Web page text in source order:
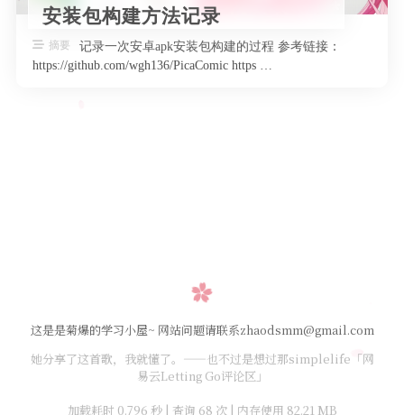
安装包构建方法记录
摘要
记录一次安卓apk安装包构建的过程 参考链接：
https://github.com/wgh136/PicaComic https …
这是是菊爆的学习小屋~ 网站问题请联系zhaodsmm@gmail.com
她分享了这首歌，我就懂了。——也不过是想过那simplelife「网
易云Letting Go评论区」
加载耗时 0.796 秒 | 查询 68 次 | 内存使用 82.21 MB